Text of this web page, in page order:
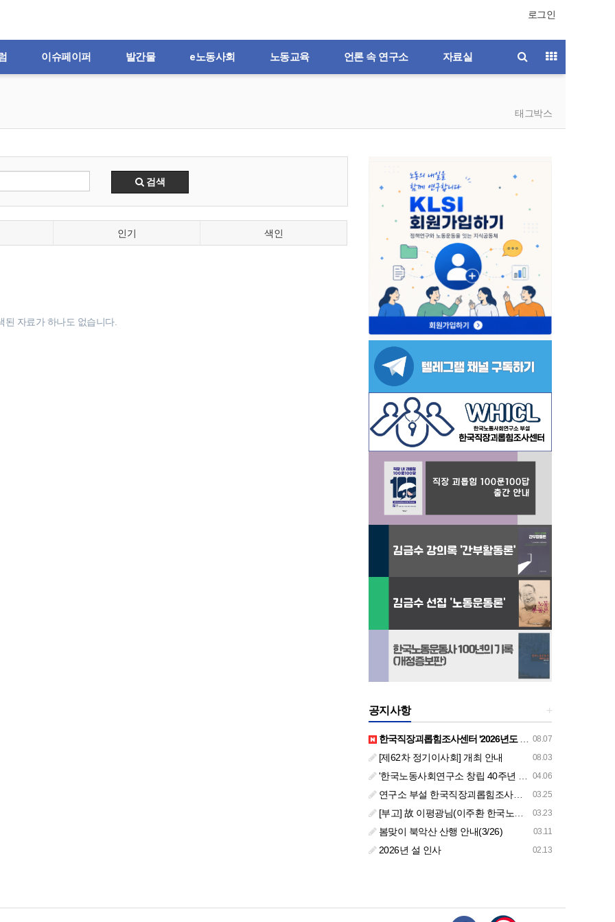
로그인
이슈페이퍼 발간물 e노동사회 노동교육 언론 속 연구소 자료실
태그박스
검색
인기 색인
된 자료가 하나도 없습니다.
+
공지사항
08.07
한국직장괴롭힘조사센터 '2026년도 하반기 주요 사업 안내' (교육/컨설팅)
08.03
[제62차 정기이사회] 개최 안내
04.06
'한국노동사회연구소 창립 40주년 기념 행사 안내'
03.25
연구소 부설 한국직장괴롭힘조사센터 '2026년도 주요 사업 안내' (교육/컨설팅)
03.23
[부고] 故 이평광님(이주환 한국노동사회연구소 부소장 부친상)
03.11
봄맞이 북악산 산행 안내(3/26)
02.13
2026년 설 인사